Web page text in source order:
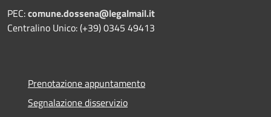
PEC:comune.dossena@legalmail.it
Centralino Unico: (+39) 0345 49413
Prenotazione appuntamento
Segnalazione disservizio